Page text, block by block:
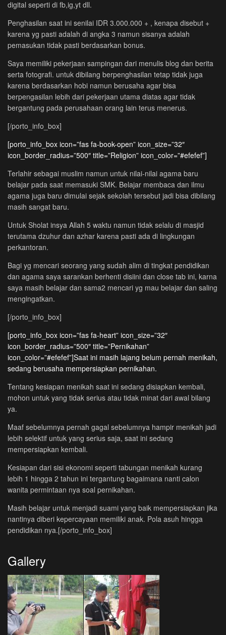
digital seperti di fb,ig,yt dll.
Penghasilan saat ini senilai IDR 3.000.000 + , kenapa disebut +
karena yg pasti adalah di angka 3 namun sisanya adalah
pemasukan tidak pasti berdasarkan bonus.
Saya memiliki pekerjaan sampingan dari menulis blog dan berita
serta fotografi. untuk dibilang berpenghasilan tetap tidak juga
karena berdasarkan hobi namun berusaha agar bisa
berpengasilan lebih dari pekerjaan utama diatas agar tidak
bergantung pada perusahaan orang lain terus menerus.
[/porto_info_box]
[porto_info_box icon=”fas fa-book-open” icon_size=”32″
icon_border_radius=”500″ title=”Religion” icon_color=”#efefef”]
Terlahir sebagai muslim namun untuk nilai-nilai agama baru
belajar pada saat memasuki SMK. Belajar membaca dan ilmu
agama juga baru dimulai sejak sekolah tersebut jadi bisa dibilang
masih sangat baru.
Untuk Sholat insya Allah 5 waktu namun tidak selalu di masjid
terutama dzuhur dan azhar karena pasti ada di lingkungan
perkantoran.
Bagi yg mencari seorang yang sudah alim di tingkat pendidikan
dan agama saya sarankan berhenti disiini dan close tab ini, karna
saya masih belajar dan sama2 mencari yg mau belajar dan saling
mengingatkan.
[/porto_info_box]
[porto_info_box icon=”fas fa-heart” icon_size=”32″
icon_border_radius=”500″ title=”Pernikahan”
icon_color=”#efefef”]Saat ini masih lajang belum pernah menikah,
sedang berusaha mempersiapkan pernikahan.
Tentang kesiapan menikah saat ini sedang disiapkan kembali,
mohon untuk yang tidak serius atau tidak minat dari awal bilang
ya.
Maaf sebelumnya pernah gagal sebelumnya hampir menikah jadi
lebih selektif untuk yang serius saja, saat ini sedang
mempersiapkan kembali.
Kesiapan dari sisi ekonomi seperti tabungan menikah kurang
lebih 1 hingga 2 tahun ini tergantung bagaimana nanti calon
wanita permintaan nya soal pernikahan.
Masih belajar untuk menjadi suami yang baik mempersiapkan jika
nantinya diberi kepercayaan memiliki anak. Pola asuh hingga
pendidikan nya.[/porto_info_box]
Gallery